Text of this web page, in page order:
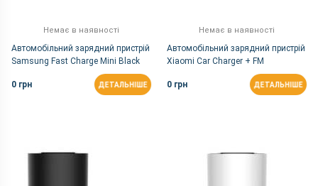
Немає в наявності
Автомобільний зарядний пристрій
Samsung Fast Charge Mini Black
0 грн
ДЕТАЛЬНІШЕ
Немає в наявності
Автомобільний зарядний пристрій
Xiaomi Car Charger + FM
Transmitter with Bluetooth Black
0 грн
ДЕТАЛЬНІШЕ